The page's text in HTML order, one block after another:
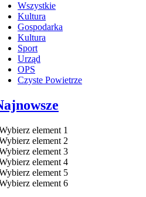
Wszystkie
Kultura
Gospodarka
Kultura
Sport
Urząd
OPS
Czyste Powietrze
element 1
element 2
element 3
element 4
element 5
element 6